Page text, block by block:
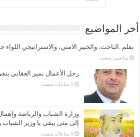
أخر المواضيع
بقلم..الباحث، والخبير الامني، والاستراتيجي اللواء
‏ساعتين مضت
رجل الأعمال نمير العقابي
‏5 ساعات مضت
وزارة الشباب والرياضة
إلى متى يبقى يا وزير الشباب
‏5 ساعات مضت